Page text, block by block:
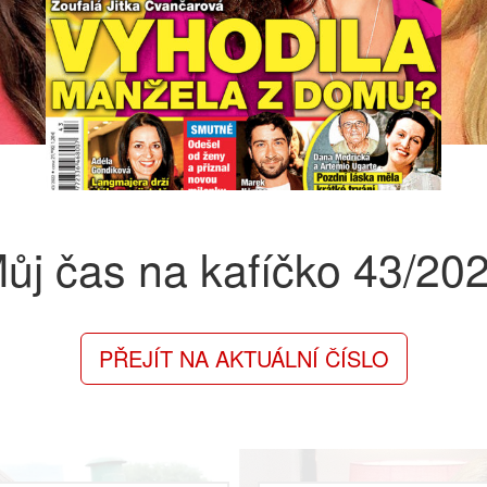
čas na kafíčko 43/
PŘEJÍT NA AKTUÁLNÍ ČÍSLO